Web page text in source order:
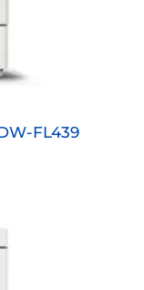
FL439